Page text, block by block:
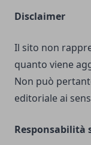
Disclaimer
Il sito non
quanto viene
Non può
editoriale ai
Responsabilità